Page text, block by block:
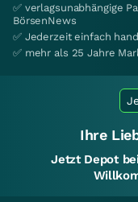
✅ verlagsunabhängige
BörsenNews
✅ Jederzeit einfach
✅ mehr als 25 Jahre
Ihre
Jetzt Depot